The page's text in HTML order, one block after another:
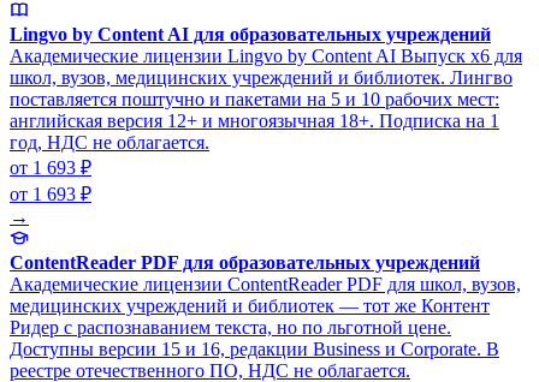
Lingvo by Content AI для образовательных учреждений
Академические лицензии Lingvo by Content AI Выпуск x6 для
школ, вузов, медицинских учреждений и библиотек. Лингво
поставляется поштучно и пакетами на 5 и 10 рабочих мест:
английская версия 12+ и многоязычная 18+. Подписка на 1
год, НДС не облагается.
от 1 693 ₽
от 1 693 ₽
→
ContentReader PDF для образовательных учреждений
Академические лицензии ContentReader PDF для школ, вузов,
медицинских учреждений и библиотек — тот же Контент
Ридер с распознаванием текста, но по льготной цене.
Доступны версии 15 и 16, редакции Business и Corporate. В
реестре отечественного ПО, НДС не облагается.